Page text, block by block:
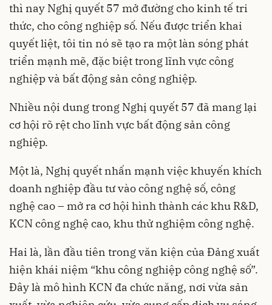
thì nay Nghị quyết 57 mở đường cho kinh tế tri
thức, cho công nghiệp số. Nếu được triển khai
quyết liệt, tôi tin nó sẽ tạo ra một làn sóng phát
triển mạnh mẽ, đặc biệt trong lĩnh vực công
nghiệp và bất động sản công nghiệp.
Nhiều nội dung trong Nghị quyết 57 đã mang lại
cơ hội rõ rệt cho lĩnh vực bất động sản công
nghiệp.
Một là, Nghị quyết nhấn mạnh việc khuyến khích
doanh nghiệp đầu tư vào công nghệ số, công
nghệ cao – mở ra cơ hội hình thành các khu R&D,
KCN công nghệ cao, khu thử nghiệm công nghệ.
Hai là, lần đầu tiên trong văn kiện của Đảng xuất
hiện khái niệm “khu công nghiệp công nghệ số”.
Đây là mô hình KCN đa chức năng, nơi vừa sản